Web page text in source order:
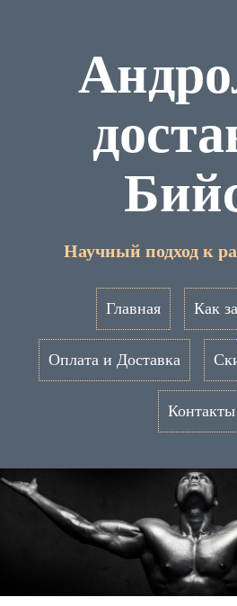
Научный подход к
Главная Как
Оплата и Доставка
Контакты